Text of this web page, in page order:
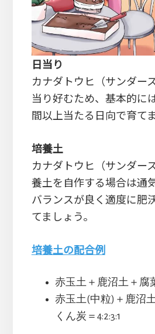
日当り
カナダトウヒ（サンダー
当り好むため、基本的に
間以上当たる日向で育て
培養土
カナダトウヒ（サンダー
養土を自作する場合は通
バランスが良く適度に肥
てましょう。
培養土の配合例
赤玉土＋鹿沼土＋腐
赤玉土(中粒)＋鹿沼
くん炭＝4:2:3:1